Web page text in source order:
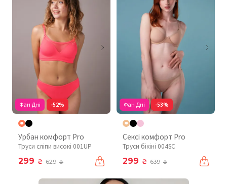
Фан Дні -52%
Урбан комфорт Pro
Труси сліпи високі 001UP
299 ₴ 629₴
Фан Дні -53%
Сексі комфорт Pro
Труси бікіні 004SC
299 ₴ 639₴